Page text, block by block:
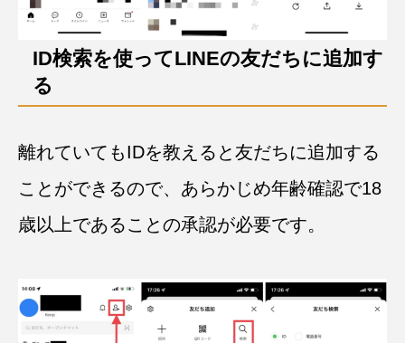
ID検索を使ってLINEの友だちに追加す
る
離れていてもIDを教えると友だちに追加する
ことができるので、あらかじめ年齢確認で18
歳以上であることの承認が必要です。